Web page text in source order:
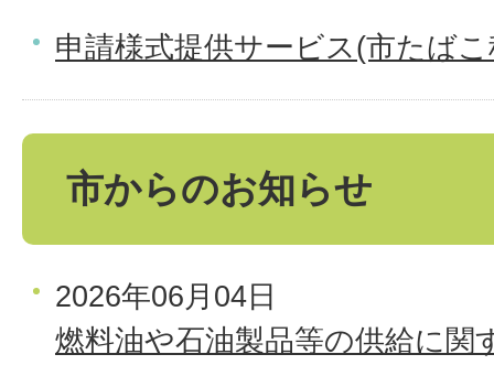
申請様式提供サービス(市たば
市からのお知らせ
2026年06月04日
燃料油や石油製品等の供給に関